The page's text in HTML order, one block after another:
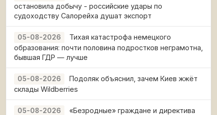
остановила добычу - российские удары по
судоходству Салорейха душат экспорт
05-08-2026
Тихая катастрофа немецкого
образования: почти половина подростков неграмотна,
бывшая ГДР — лучше
05-08-2026
Подоляк объяснил, зачем Киев жжёт
склады Wildberries
05-08-2026
«Безродные» граждане и директива